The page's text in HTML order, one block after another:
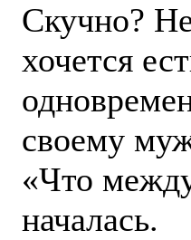
Скучно?
хочется
своему
«Что
началась.